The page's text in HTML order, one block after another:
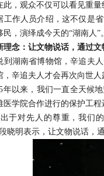
观众不仅可以看见重量级
人员介绍，这不仅是省
民，演绎成今天的“湖南人”。
理念：让文物说话，通过文
南省博物馆，辛追夫人
，辛追夫人才会再次向世人
来，我们一直全天候地
医学院合作进行的保护工
对先人的尊重，我们的
晓明表示，让文物说话，